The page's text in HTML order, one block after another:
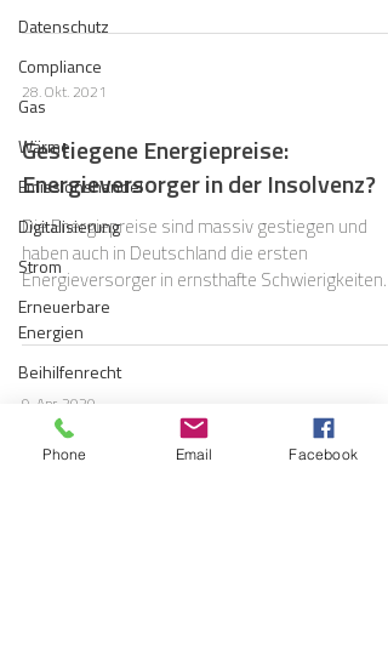
Datenschutz
Compliance
Gas
Wärme
Emissionshandel
Digitalisierung
Strom
Erneuerbare
Energien
Beihilfenrecht
Kraftwerke
Kälte
28. Okt. 2021
Gestiegene Energiepreise:
Energieversorger in der Insolvenz?
Die Energiepreise sind massiv gestiegen und
haben auch in Deutschland die ersten
Energieversorger in ernsthafte Schwierigkeiten
gebracht.
9. Apr. 2020
Auswirkungen des Covid-19-
Phone Email Facebook